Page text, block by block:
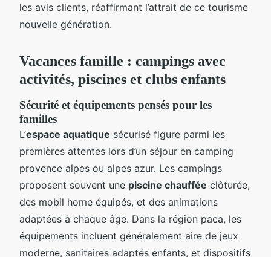
les avis clients, réaffirmant l’attrait de ce tourisme
nouvelle génération.
Vacances famille : campings avec
activités, piscines et clubs enfants
Sécurité et équipements pensés pour les
familles
L’espace aquatique sécurisé figure parmi les
premières attentes lors d’un séjour en camping
provence alpes ou alpes azur. Les campings
proposent souvent une piscine chauffée clôturée,
des mobil home équipés, et des animations
adaptées à chaque âge. Dans la région paca, les
équipements incluent généralement aire de jeux
moderne, sanitaires adaptés enfants, et dispositifs